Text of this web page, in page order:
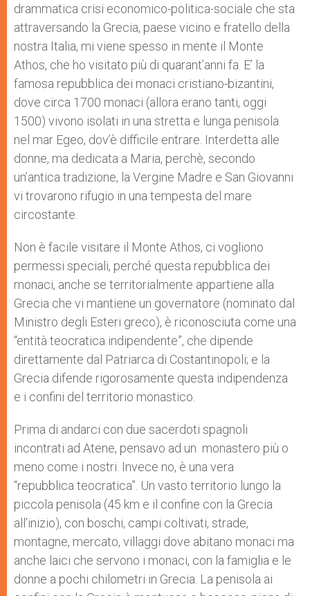
drammatica crisi economico-politica-sociale che sta
attraversando la Grecia, paese vicino e fratello della
nostra Italia, mi viene spesso in mente il Monte
Athos, che ho visitato più di quarant’anni fa. E’ la
famosa repubblica dei monaci cristiano-bizantini,
dove circa 1700 monaci (allora erano tanti, oggi
1500) vivono isolati in una stretta e lunga penisola
nel mar Egeo, dov’è difficile entrare. Interdetta alle
donne, ma dedicata a Maria, perchè, secondo
un’antica tradizione, la Vergine Madre e San Giovanni
vi trovarono rifugio in una tempesta del mare
circostante.
Non è facile visitare il Monte Athos, ci vogliono
permessi speciali, perché questa repubblica dei
monaci, anche se territorialmente appartiene alla
Grecia che vi mantiene un governatore (nominato dal
Ministro degli Esteri greco), è riconosciuta come una
“entità teocratica indipendente”, che dipende
direttamente dal Patriarca di Costantinopoli; e la
Grecia difende rigorosamente questa indipendenza
e i confini del territorio monastico.
Prima di andarci con due sacerdoti spagnoli
incontrati ad Atene, pensavo ad un monastero più o
meno come i nostri. Invece no, è una vera
“repubblica teocratica”. Un vasto territorio lungo la
piccola penisola (45 km e il confine con la Grecia
all’inizio), con boschi, campi coltivati, strade,
montagne, mercato, villaggi dove abitano monaci ma
anche laici che servono i monaci, con la famiglia e le
donne a pochi chilometri in Grecia. La penisola ai